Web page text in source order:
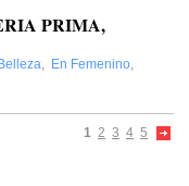
PRIMA,
Belleza, En Femenino,
1 2 3 4 5